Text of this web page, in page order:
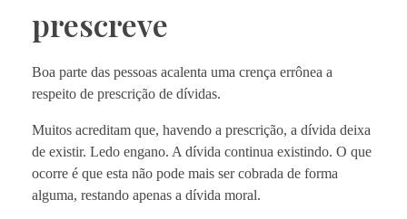
prescreve
Boa parte das pessoas acalenta uma crença errônea a
respeito de prescrição de dívidas.
Muitos acreditam que, havendo a prescrição, a dívida deixa
de existir. Ledo engano. A dívida continua existindo. O que
ocorre é que esta não pode mais ser cobrada de forma
alguma, restando apenas a dívida moral.